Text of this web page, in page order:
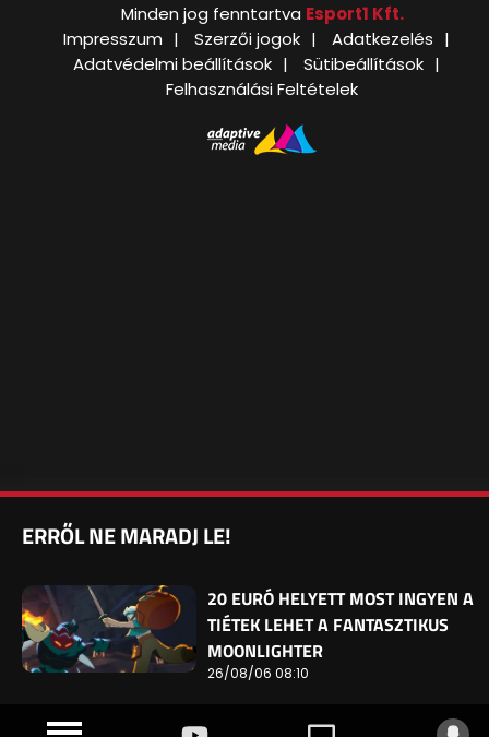
Minden jog fenntartva Esport1 Kft.
Impresszum
Szerzői jogok
Adatkezelés
Adatvédelmi beállítások
Sütibeállítások
Felhasználási Feltételek
ERRŐL NE MARADJ LE!
20 EURÓ HELYETT MOST INGYEN A
TIÉTEK LEHET A FANTASZTIKUS
MOONLIGHTER
26/08/06 08:10